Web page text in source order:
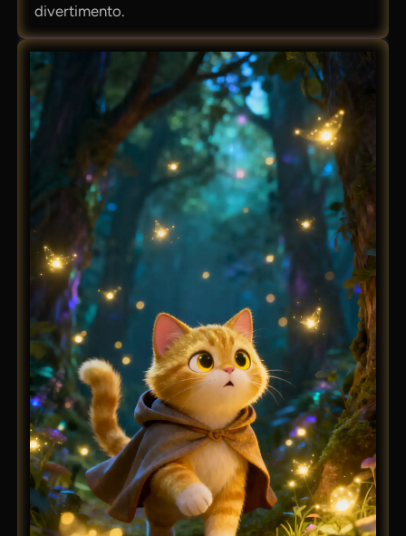
divertimento.